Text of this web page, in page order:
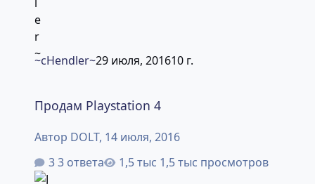
~cHendler~29 июля, 201610 г.
Продам Playstation 4
Автор DOLT, 14 июля, 2016
3 ответа
1,5 тыс просмотров